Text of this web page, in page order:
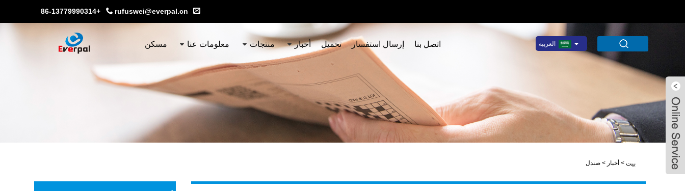
+86-13779990314 rufuswei@everpal.cn
العربية مسكن معلومات عنا منتجات أخبار تحميل إرسال استفسار اتصل بنا
بيت > أخبار > صندل
Amanda